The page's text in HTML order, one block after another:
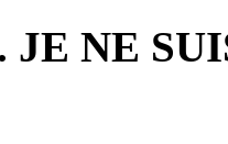
NE